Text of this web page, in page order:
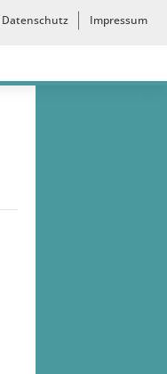
Datenschutz Impressum